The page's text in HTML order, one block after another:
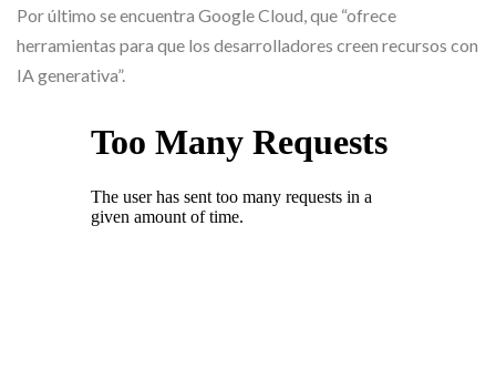
Por último se encuentra Google Cloud, que “ofrece
herramientas para que los desarrolladores creen recursos con
IA generativa”.